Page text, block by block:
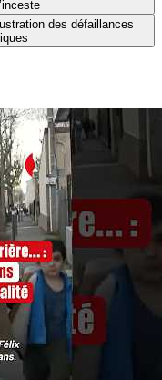
des défaillances